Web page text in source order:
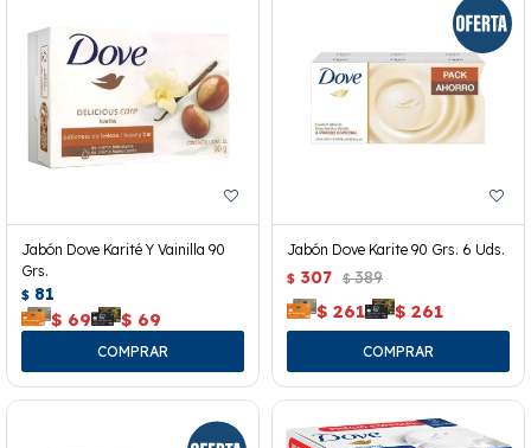
Jabón Dove Karité Y Vainilla 90
Grs.
$ 81
$ 69 $ 69
Jabón Dove Karite 90 Grs. 6 Uds.
$ 307 $ 389
$ 261 $ 261